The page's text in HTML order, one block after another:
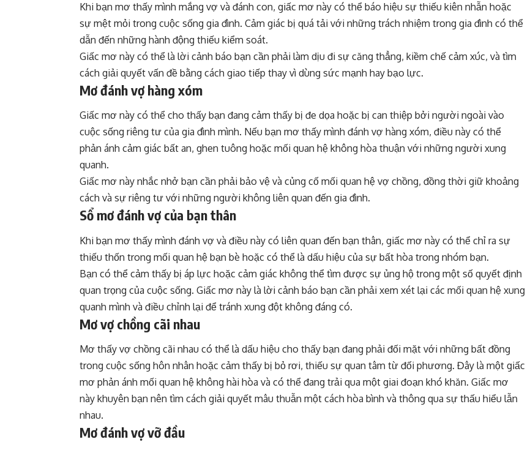
Khi bạn mơ thấy mình mắng vợ và đánh con, giấc mơ này có thể báo hiệu sự thiếu kiên nhẫn hoặc
sự mệt mỏi trong cuộc sống gia đình. Cảm giác bị quá tải với những trách nhiệm trong gia đình có thể
dẫn đến những hành động thiếu kiểm soát.
Giấc mơ này có thể là lời cảnh báo bạn cần phải làm dịu đi sự căng thẳng, kiềm chế cảm xúc, và tìm
cách giải quyết vấn đề bằng cách giao tiếp thay vì dùng sức mạnh hay bạo lực.
Mơ đánh vợ hàng xóm
Giấc mơ này có thể cho thấy bạn đang cảm thấy bị đe dọa hoặc bị can thiệp bởi người ngoài vào
cuộc sống riêng tư của gia đình mình. Nếu bạn mơ thấy mình đánh vợ hàng xóm, điều này có thể
phản ánh cảm giác bất an, ghen tuông hoặc mối quan hệ không hòa thuận với những người xung
quanh.
Giấc mơ này nhắc nhở bạn cần phải bảo vệ và củng cố mối quan hệ vợ chồng, đồng thời giữ khoảng
cách và sự riêng tư với những người không liên quan đến gia đình.
Sổ mơ đánh vợ của bạn thân
Khi bạn mơ thấy mình đánh vợ và điều này có liên quan đến bạn thân, giấc mơ này có thể chỉ ra sự
thiếu thốn trong mối quan hệ bạn bè hoặc có thể là dấu hiệu của sự bất hòa trong nhóm bạn.
Bạn có thể cảm thấy bị áp lực hoặc cảm giác không thể tìm được sự ủng hộ trong một số quyết định
quan trọng của cuộc sống. Giấc mơ này là lời cảnh báo bạn cần phải xem xét lại các mối quan hệ xung
quanh mình và điều chỉnh lại để tránh xung đột không đáng có.
Mơ vợ chồng cãi nhau
Mơ thấy vợ chồng cãi nhau có thể là dấu hiệu cho thấy bạn đang phải đối mặt với những bất đồng
trong cuộc sống hôn nhân hoặc cảm thấy bị bỏ rơi, thiếu sự quan tâm từ đối phương. Đây là một giấc
mơ phản ánh mối quan hệ không hài hòa và có thể đang trải qua một giai đoạn khó khăn. Giấc mơ
này khuyên bạn nên tìm cách giải quyết mâu thuẫn một cách hòa bình và thông qua sự thấu hiểu lẫn
nhau.
Mơ đánh vợ vỡ đầu